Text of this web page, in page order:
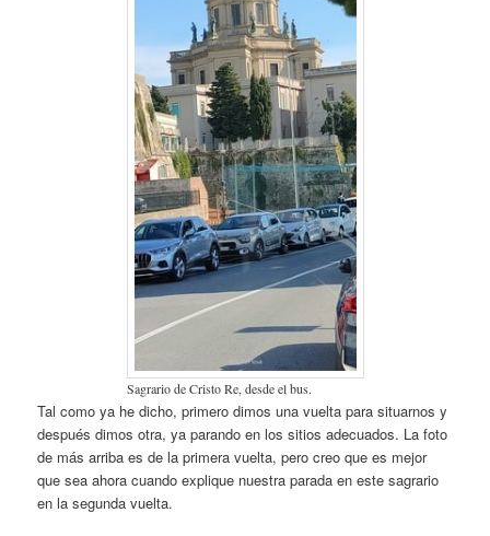
Sagrario de Cristo Re, desde el bus.
Tal como ya he dicho, primero dimos una vuelta para situarnos y
después dimos otra, ya parando en los sitios adecuados. La foto
de más arriba es de la primera vuelta, pero creo que es mejor
que sea ahora cuando explique nuestra parada en este sagrario
en la segunda vuelta.